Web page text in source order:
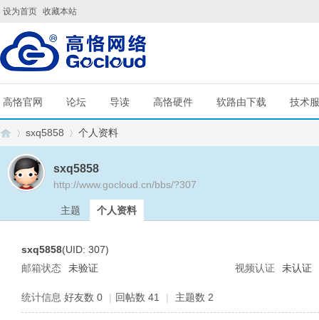
设为首页 收藏本站
高恪官网 论坛 导读 高恪硬件 软路由下载 技术
sxq5858
›
个人资料
sxq5858
http://www.gocloud.cn/bbs/?307
主题 个人资料
sxq5858(UID: 307)
邮箱状态
未验证 视频认证 未认证
统计信息 好友数 0 | 回帖数 41 | 主题数 2